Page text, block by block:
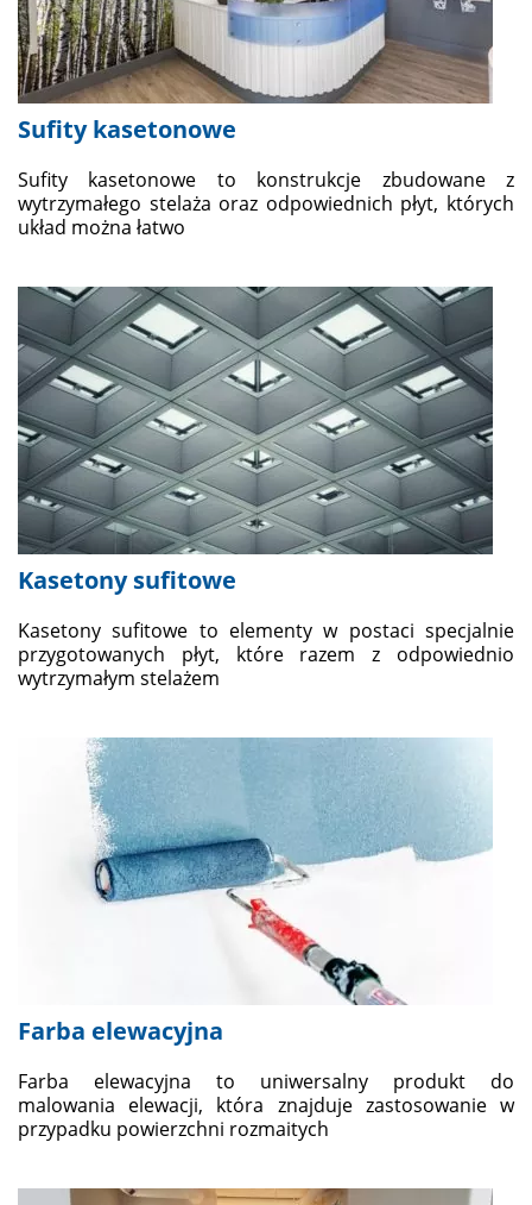
Sufity kasetonowe
Sufity kasetonowe to konstrukcje zbudowane z
wytrzymałego stelaża oraz odpowiednich płyt, których
układ można łatwo
Kasetony sufitowe
Kasetony sufitowe to elementy w postaci specjalnie
przygotowanych płyt, które razem z odpowiednio
wytrzymałym stelażem
Farba elewacyjna
Farba elewacyjna to uniwersalny produkt do
malowania elewacji, która znajduje zastosowanie w
przypadku powierzchni rozmaitych